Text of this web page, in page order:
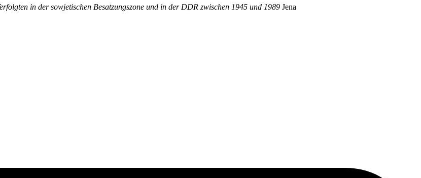
in der sowjetischen Besatzungszone und in der DDR zwischen 1945 und 1989 Jena